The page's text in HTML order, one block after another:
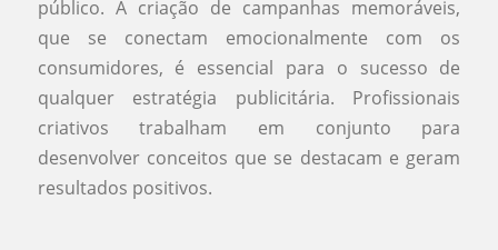
público. A criação de campanhas memoráveis,
que se conectam emocionalmente com os
consumidores, é essencial para o sucesso de
qualquer estratégia publicitária. Profissionais
criativos trabalham em conjunto para
desenvolver conceitos que se destacam e geram
resultados positivos.